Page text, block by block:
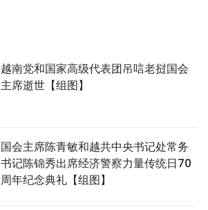
越南党和国家高级代表团吊唁老挝国会
主席逝世【组图】
国会主席陈青敏和越共中央书记处常务
书记陈锦秀出席经济警察力量传统日70
周年纪念典礼【组图】